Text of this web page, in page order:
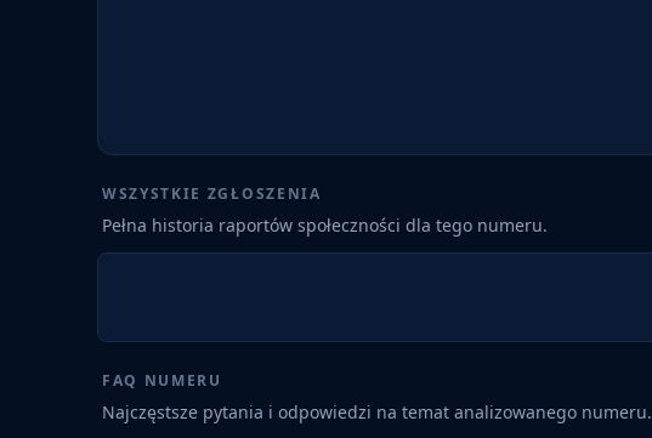
WSZYSTKIE ZGŁOSZENIA
Pełna historia raportów społeczności dla tego numeru.
FAQ NUMERU
Najczęstsze pytania i odpowiedzi na temat analizowanego numeru.